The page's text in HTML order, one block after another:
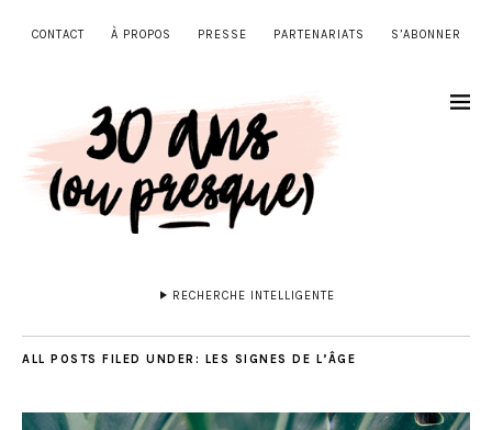
CONTACT À PROPOS PRESSE PARTENARIATS S’ABONNER
RECHERCHE INTELLIGENTE
ALL POSTS FILED UNDER: LES SIGNES DE L’ÂGE